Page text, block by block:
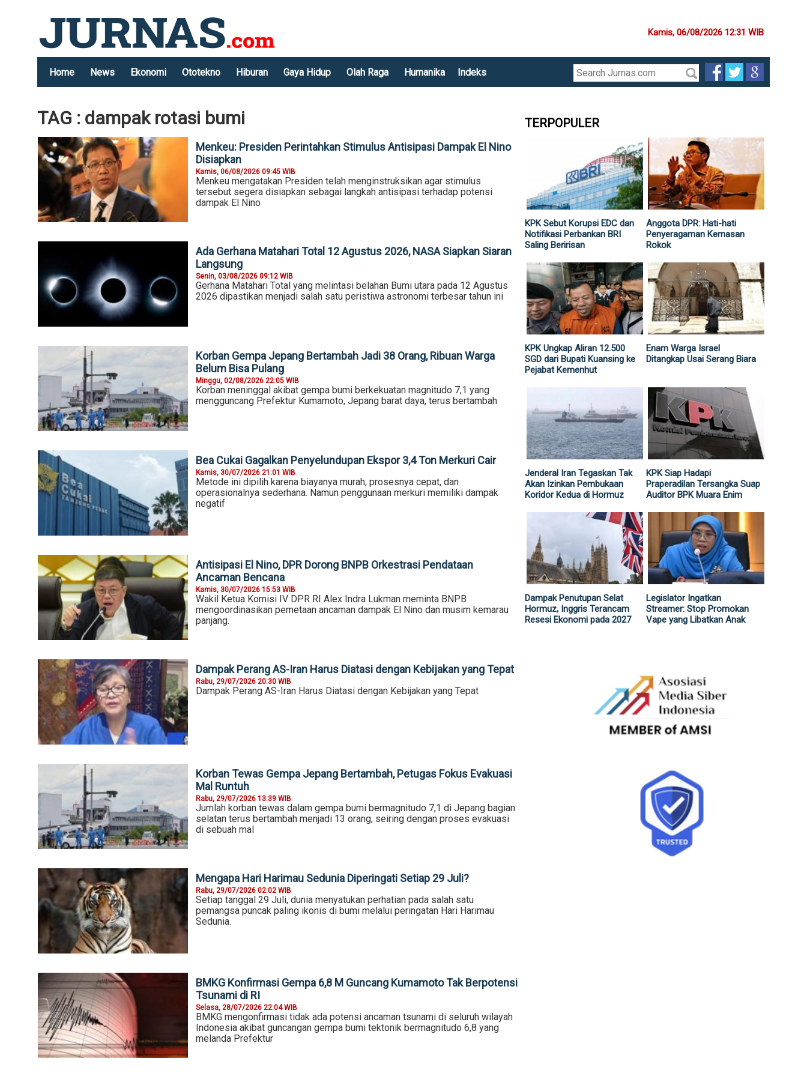
Kamis, 06/08/2026 12:31 WIB
Home News Ekonomi Ototekno Hiburan Gaya Hidup Olah Raga Humanika Indeks
TAG : dampak rotasi bumi
Menkeu: Presiden Perintahkan Stimulus Antisipasi Dampak El Nino
Disiapkan
Kamis, 06/08/2026 09:45 WIB
Menkeu mengatakan Presiden telah menginstruksikan agar stimulus
tersebut segera disiapkan sebagai langkah antisipasi terhadap potensi
dampak El Nino
Ada Gerhana Matahari Total 12 Agustus 2026, NASA Siapkan Siaran
Langsung
Senin, 03/08/2026 09:12 WIB
Gerhana Matahari Total yang melintasi belahan Bumi utara pada 12 Agustus
2026 dipastikan menjadi salah satu peristiwa astronomi terbesar tahun ini
Korban Gempa Jepang Bertambah Jadi 38 Orang, Ribuan Warga
Belum Bisa Pulang
Minggu, 02/08/2026 22:05 WIB
Korban meninggal akibat gempa bumi berkekuatan magnitudo 7,1 yang
mengguncang Prefektur Kumamoto, Jepang barat daya, terus bertambah
Bea Cukai Gagalkan Penyelundupan Ekspor 3,4 Ton Merkuri Cair
Kamis, 30/07/2026 21:01 WIB
Metode ini dipilih karena biayanya murah, prosesnya cepat, dan
operasionalnya sederhana. Namun penggunaan merkuri memiliki dampak
negatif
Antisipasi El Nino, DPR Dorong BNPB Orkestrasi Pendataan
Ancaman Bencana
Kamis, 30/07/2026 15:53 WIB
Wakil Ketua Komisi IV DPR RI Alex Indra Lukman meminta BNPB
mengoordinasikan pemetaan ancaman dampak El Nino dan musim kemarau
panjang.
Dampak Perang AS-Iran Harus Diatasi dengan Kebijakan yang Tepat
Rabu, 29/07/2026 20:30 WIB
Dampak Perang AS-Iran Harus Diatasi dengan Kebijakan yang Tepat
Korban Tewas Gempa Jepang Bertambah, Petugas Fokus Evakuasi
Mal Runtuh
Rabu, 29/07/2026 13:39 WIB
Jumlah korban tewas dalam gempa bumi bermagnitudo 7,1 di Jepang bagian
selatan terus bertambah menjadi 13 orang, seiring dengan proses evakuasi
di sebuah mal
Mengapa Hari Harimau Sedunia Diperingati Setiap 29 Juli?
Rabu, 29/07/2026 02:02 WIB
Setiap tanggal 29 Juli, dunia menyatukan perhatian pada salah satu
pemangsa puncak paling ikonis di bumi melalui peringatan Hari Harimau
Sedunia.
BMKG Konfirmasi Gempa 6,8 M Guncang Kumamoto Tak Berpotensi
Tsunami di RI
Selasa, 28/07/2026 22:04 WIB
BMKG mengonfirmasi tidak ada potensi ancaman tsunami di seluruh wilayah
Indonesia akibat guncangan gempa bumi tektonik bermagnitudo 6,8 yang
melanda Prefektur
TERPOPULER
KPK Sebut Korupsi EDC dan
Notifikasi Perbankan BRI
Saling Beririsan
Anggota DPR: Hati-hati
Penyeragaman Kemasan
Rokok
KPK Ungkap Aliran 12.500
SGD dari Bupati Kuansing ke
Pejabat Kemenhut
Enam Warga Israel
Ditangkap Usai Serang Biara
Jenderal Iran Tegaskan Tak
Akan Izinkan Pembukaan
Koridor Kedua di Hormuz
KPK Siap Hadapi
Praperadilan Tersangka Suap
Auditor BPK Muara Enim
Dampak Penutupan Selat
Hormuz, Inggris Terancam
Resesi Ekonomi pada 2027
Legislator Ingatkan
Streamer: Stop Promokan
Vape yang Libatkan Anak